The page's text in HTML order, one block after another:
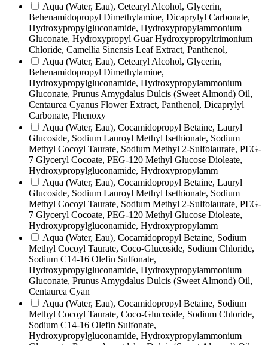
Aqua (Water, Eau), Cetearyl Alcohol, Glycerin,
Behenamidopropyl Dimethylamine, Dicaprylyl Carbonate,
Hydroxypropylgluconamide, Hydroxypropylammonium
Gluconate, Hydroxypropyl Guar Hydroxypropyltrimonium
Chloride, Camellia Sinensis Leaf Extract, Panthenol,
Aqua (Water, Eau), Cetearyl Alcohol, Glycerin,
Behenamidopropyl Dimethylamine,
Hydroxypropylgluconamide, Hydroxypropylammonium
Gluconate, Prunus Amygdalus Dulcis (Sweet Almond) Oil,
Centaurea Cyanus Flower Extract, Panthenol, Dicaprylyl
Carbonate, Phenoxy
Aqua (Water, Eau), Cocamidopropyl Betaine, Lauryl
Glucoside, Sodium Lauroyl Methyl Isethionate, Sodium
Methyl Cocoyl Taurate, Sodium Methyl 2-Sulfolaurate, PEG-
7 Glyceryl Cocoate, PEG-120 Methyl Glucose Dioleate,
Hydroxypropylgluconamide, Hydroxypropylamm
Aqua (Water, Eau), Cocamidopropyl Betaine, Lauryl
Glucoside, Sodium Lauroyl Methyl Isethionate, Sodium
Methyl Cocoyl Taurate, Sodium Methyl 2-Sulfolaurate, PEG-
7 Glyceryl Cocoate, PEG-120 Methyl Glucose Dioleate,
Hydroxypropylgluconamide, Hydroxypropylamm
Aqua (Water, Eau), Cocamidopropyl Betaine, Sodium
Methyl Cocoyl Taurate, Coco-Glucoside, Sodium Chloride,
Sodium C14-16 Olefin Sulfonate,
Hydroxypropylgluconamide, Hydroxypropylammonium
Gluconate, Prunus Amygdalus Dulcis (Sweet Almond) Oil,
Centaurea Cyan
Aqua (Water, Eau), Cocamidopropyl Betaine, Sodium
Methyl Cocoyl Taurate, Coco-Glucoside, Sodium Chloride,
Sodium C14-16 Olefin Sulfonate,
Hydroxypropylgluconamide, Hydroxypropylammonium